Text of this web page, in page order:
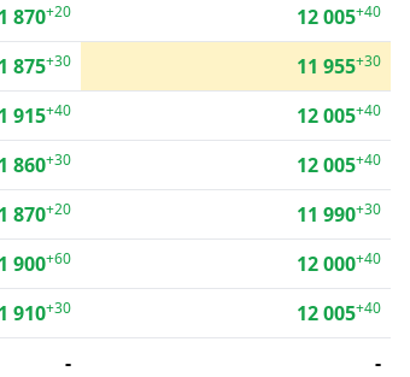
870+20 12 005+40
875+30 11 955+30
915+40 12 005+40
860+30 12 005+40
870+20 11 990+30
900+60 12 000+40
910+30 12 005+40
-
-